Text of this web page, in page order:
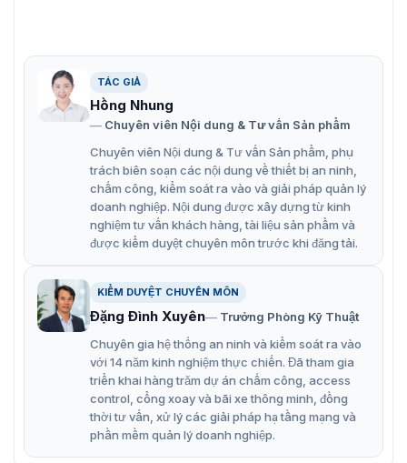
-2U: Tích hợp micro kép dạng mảng để đảm bảo an
ninh âm thanh chất lượng cao theo thời gian thực.
Hình ảnh rõ nét ngay cả khi có ánh sáng ngược
mạnh nhờ công nghệ WDR thực 120 dB.
Công nghệ nén H.265+ hiệu quả.
Chống nước và bụi (IP67) và chống phá hoại (IK10).
TÁC GIẢ
Hồng Nhung
Chuyên viên Nội dung & Tư vấn Sản phẩm
Chuyên viên Nội dung & Tư vấn Sản phẩm, phụ
trách biên soạn các nội dung về thiết bị an ninh,
chấm công, kiểm soát ra vào và giải pháp quản lý
doanh nghiệp. Nội dung được xây dựng từ kinh
nghiệm tư vấn khách hàng, tài liệu sản phẩm và
được kiểm duyệt chuyên môn trước khi đăng tải.
KIỂM DUYỆT CHUYÊN MÔN
Đặng Đình Xuyên
Trưởng Phòng Kỹ Thuật
Chuyên gia hệ thống an ninh và kiểm soát ra vào
với 14 năm kinh nghiệm thực chiến. Đã tham gia
triển khai hàng trăm dự án chấm công, access
control, cổng xoay và bãi xe thông minh, đồng
thời tư vấn, xử lý các giải pháp hạ tầng mạng và
phần mềm quản lý doanh nghiệp.